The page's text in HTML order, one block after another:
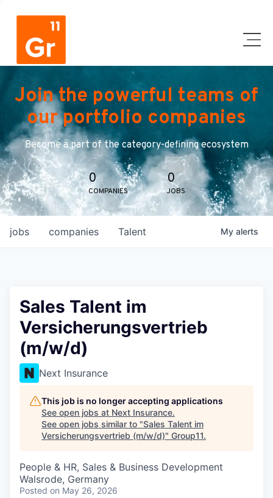
Join the powerful teams of
our portfolio companies
Become a part of the category-defining ecosystem
0
COMPANIES
0
JOBS
jobs companies Talent My alerts
Sales Talent im
Versicherungsvertrieb
(m/w/d)
Next Insurance
This job is no longer accepting applications
See open jobs at Next Insurance.
See open jobs similar to "Sales Talent im
Versicherungsvertrieb (m/w/d)" Group11.
People & HR, Sales & Business Development
Walsrode, Germany
Posted on May 26, 2026